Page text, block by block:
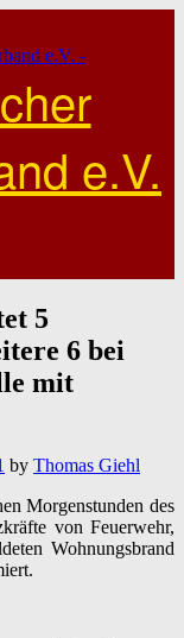
e.V.
5
6 bei
mit
by Thomas Giehl
Morgenstunden des
von Feuerwehr,
Wohnungsbrand